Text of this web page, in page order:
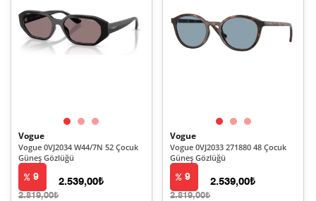
Vogue
Vogue 0VJ2034 W44/7N 52 Çocuk
Güneş Gözlüğü
9
2.819,00₺
2.539,00₺
Vogue
Vogue 0VJ2033 271880 48 Çocuk
Güneş Gözlüğü
9
2.819,00₺
2.539,00₺